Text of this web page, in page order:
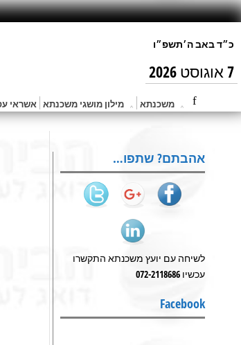
7 אוגוסט 2026
משכנתא מילון מושגי משכנתא אשראי
אהבתם? שתפו…
לשיחה עם יועץ משכנתא התקשרו
עכשיו 072-2118686
Facebook